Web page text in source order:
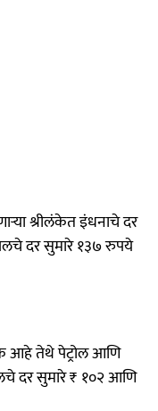
श्रीलंकेत इंधनाचे दर
दर सुमारे १३७ रुपये
आहे तेथे पेट्रोल आणि
दर सुमारे ₹ १०२ आणि